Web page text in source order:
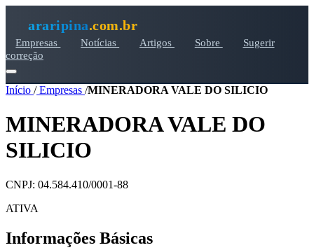
araripina.com.br
Empresas Notícias Artigos Sobre
Sugerir
correção
Início /Empresas /MINERADORA VALE DO SILICIO
MINERADORA VALE DO
SILICIO
CNPJ: 04.584.410/0001-88
ATIVA
Informações Básicas